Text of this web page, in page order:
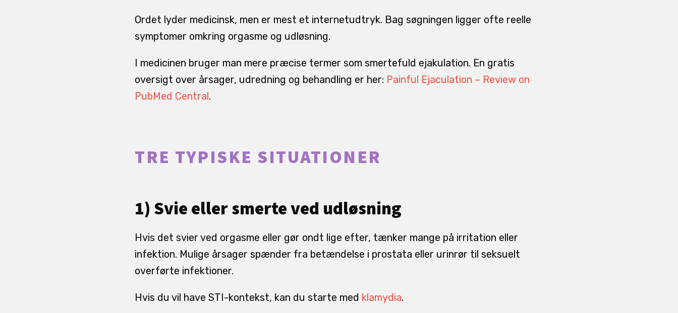
Ordet lyder medicinsk, men er mest et internetudtryk. Bag søgningen ligger ofte reelle
symptomer omkring orgasme og udløsning.
I medicinen bruger man mere præcise termer som smertefuld ejakulation. En gratis
oversigt over årsager, udredning og behandling er her: Painful Ejaculation – Review on
PubMed Central.
TRE TYPISKE SITUATIONER
1) Svie eller smerte ved udløsning
Hvis det svier ved orgasme eller gør ondt lige efter, tænker mange på irritation eller
infektion. Mulige årsager spænder fra betændelse i prostata eller urinrør til seksuelt
overførte infektioner.
Hvis du vil have STI-kontekst, kan du starte med klamydia.